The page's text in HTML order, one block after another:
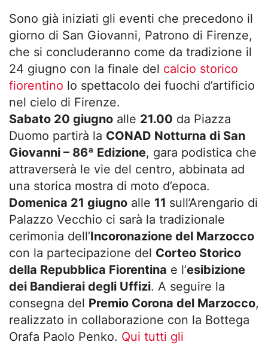
Sono già iniziati gli eventi che precedono il
giorno di San Giovanni, Patrono di Firenze,
che si concluderanno come da tradizione il
24 giugno con la finale del calcio storico
fiorentino lo spettacolo dei fuochi d’artificio
nel cielo di Firenze.
Sabato 20 giugno alle 21.00 da Piazza
Duomo partirà la CONAD Notturna di San
Giovanni – 86ª Edizione, gara podistica che
attraverserà le vie del centro, abbinata ad
una storica mostra di moto d’epoca.
Domenica 21 giugno alle 11 sull’Arengario di
Palazzo Vecchio ci sarà la tradizionale
cerimonia dell’Incoronazione del Marzocco
con la partecipazione del Corteo Storico
della Repubblica Fiorentina e l’esibizione
dei Bandierai degli Uffizi. A seguire la
consegna del Premio Corona del Marzocco,
realizzato in collaborazione con la Bottega
Orafa Paolo Penko. Qui tutti gli